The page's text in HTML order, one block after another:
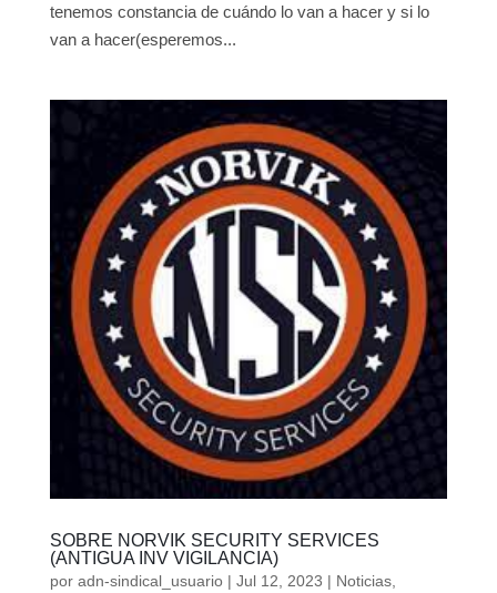
tenemos constancia de cuándo lo van a hacer y si lo
van a hacer(esperemos...
SOBRE NORVIK SECURITY SERVICES
(ANTIGUA INV VIGILANCIA)
por adn-sindical_usuario| Jul 12, 2023 | Noticias,